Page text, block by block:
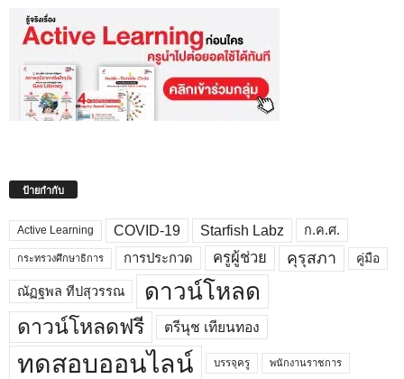
ป้ายกำกับ
Active Learning COVID-19 Starfish Labz ก.ค.ศ.
กระทรวงศึกษาธิการ การประกวด ครูผู้ช่วย คุรุสภา คู่มือ
ณัฏฐพล ทีปสุวรรณ ดาวน์โหลด
ดาวน์โหลดฟรี ตรีนุช เทียนทอง
ทดสอบออนไลน์ บรรจุครู พนักงานราชการ